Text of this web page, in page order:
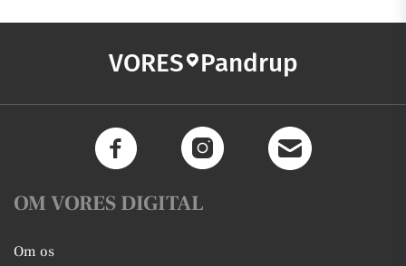
VORES Pandrup
OM VORES DIGITAL
Om os